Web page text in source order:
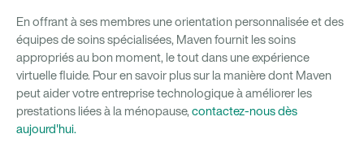
En offrant à ses membres une orientation personnalisée et des
équipes de soins spécialisées, Maven fournit les soins
appropriés au bon moment, le tout dans une expérience
virtuelle fluide. Pour en savoir plus sur la manière dont Maven
peut aider votre entreprise technologique à améliorer les
prestations liées à la ménopause,contactez-nous dès
aujourd'hui.